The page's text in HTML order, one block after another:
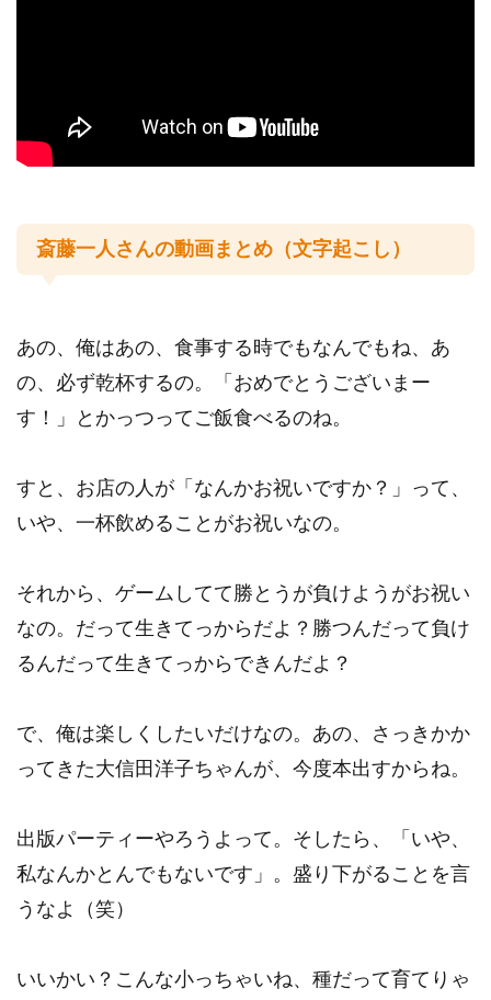
斎藤一人さんの動画まとめ（文字起こし）
あの、俺はあの、食事する時でもなんでもね、あ
の、必ず乾杯するの。「おめでとうございまー
す！」とかっつってご飯食べるのね。
すと、お店の人が「なんかお祝いですか？」って、
いや、一杯飲めることがお祝いなの。
それから、ゲームしてて勝とうが負けようがお祝い
なの。だって生きてっからだよ？勝つんだって負け
るんだって生きてっからできんだよ？
で、俺は楽しくしたいだけなの。あの、さっきかか
ってきた大信田洋子ちゃんが、今度本出すからね。
出版パーティーやろうよって。そしたら、「いや、
私なんかとんでもないです」。盛り下がることを言
うなよ（笑）
いいかい？こんな小っちゃいね、種だって育てりゃ